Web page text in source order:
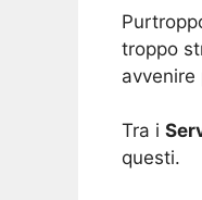
troppo
avvenire
Tra i
questi.